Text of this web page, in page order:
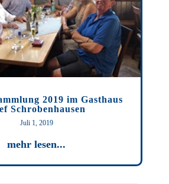
2019 im Gasthaus
Schrobenhausen
Juli 1, 2019
mehr lesen...